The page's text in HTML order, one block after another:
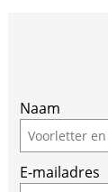
If
you
are
a
Naam
E-mailadres